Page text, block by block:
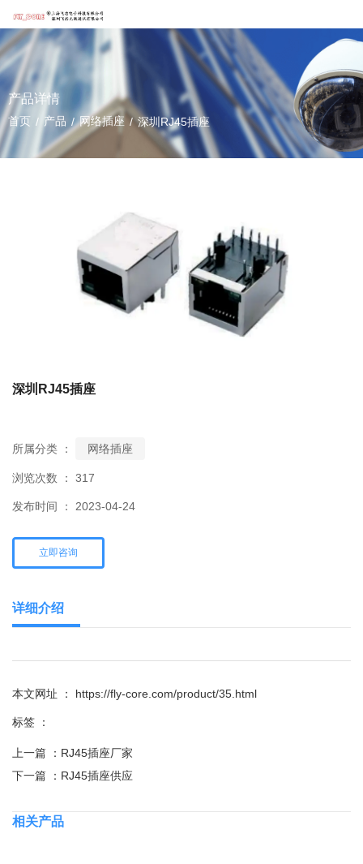
产品详情
首页 / 产品 /网络插座 /深圳RJ45插座
深圳RJ45插座
所属分类 ： 网络插座
浏览次数 ： 317
发布时间 ： 2023-04-24
立即咨询
详细介绍
本文网址 ： https://fly-core.com/product/35.html
标签 ：
上一篇 ： RJ45插座厂家
下一篇 ： RJ45插座供应
相关产品